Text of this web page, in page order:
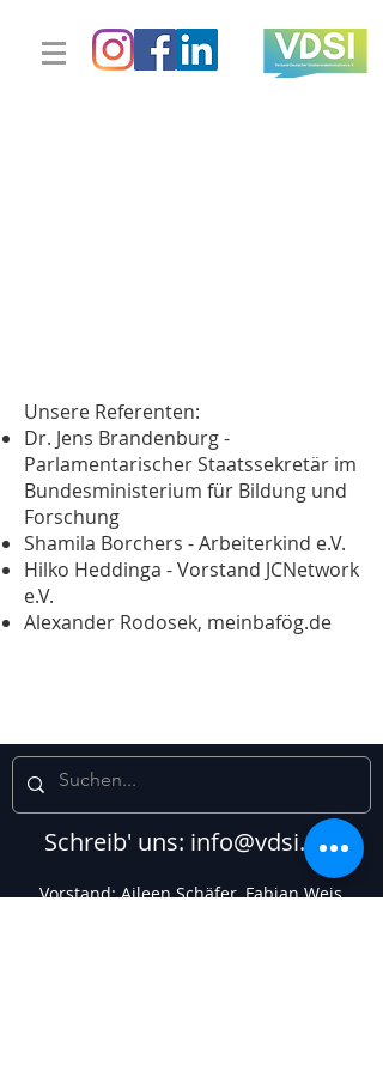
Unsere Referenten:
Dr. Jens Brandenburg -
Parlamentarischer Staatssekretär im
Bundesministerium für Bildung und
Forschung
Shamila Borchers - Arbeiterkind e.V.
Hilko Heddinga - Vorstand JCNetwork
e.V.
Alexander Rodosek, meinbafög.de
Schreib' uns: info@vdsi.org
Vorstand: Aileen Schäfer, Fabian Weis,